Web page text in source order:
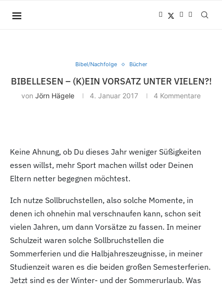
Bibel/Nachfolge Bücher
BIBELLESEN – (K)EIN VORSATZ UNTER VIELEN?!
von Jörn Hägele 4. Januar 2017 4 Kommentare
Keine Ahnung, ob Du dieses Jahr weniger Süßigkeiten
essen willst, mehr Sport machen willst oder Deinen
Eltern netter begegnen möchtest.
Ich nutze Sollbruchstellen, also solche Momente, in
denen ich ohnehin mal verschnaufen kann, schon seit
vielen Jahren, um dann Vorsätze zu fassen. In meiner
Schulzeit waren solche Sollbruchstellen die
Sommerferien und die Halbjahreszeugnisse, in meiner
Studienzeit waren es die beiden großen Semesterferien.
Jetzt sind es der Winter- und der Sommerurlaub. Was